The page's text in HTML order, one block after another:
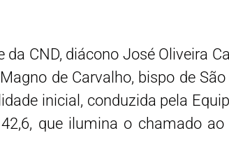
CND, diácono José Oliveira
de Carvalho, bispo de São
inicial, conduzida pela
que ilumina o chamado ao